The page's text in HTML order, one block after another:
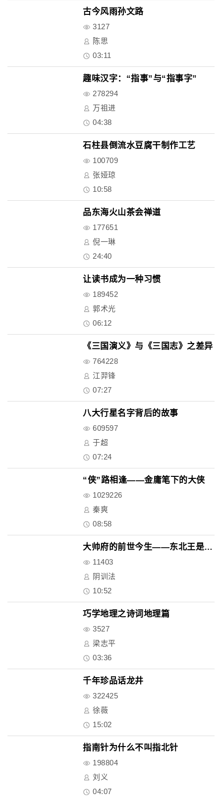
古今风雨孙文路
3127
陈思
03:11
趣味汉字：“指事”与“指事字”
278294
万祖进
04:38
石柱县倒流水豆腐干制作工艺
100709
张娅琼
10:58
品东海火山茶会禅道
177651
倪一琳
24:40
让读书成为一种习惯
189452
郭术光
06:12
《三国演义》与《三国志》之差异
764228
江羿锋
07:27
八大行星名字背后的故事
609597
于超
07:24
“侠”路相逢——金庸笔下的大侠
1029226
秦爽
08:58
大帅府的前世今生——东北王是怎..
11403
阴训法
10:52
巧学地理之诗词地理篇
3527
梁志平
03:36
千年珍品话龙井
322425
徐薇
15:02
指南针为什么不叫指北针
198804
刘义
04:07